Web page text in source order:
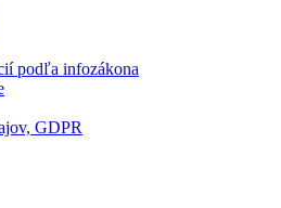
podľa infozákona
GDPR